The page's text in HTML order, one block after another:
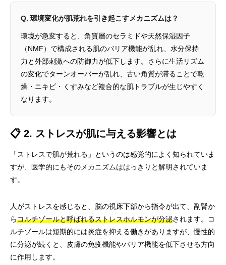
Q. 環境変化が肌荒れを引き起こすメカニズムは？
環境が急変すると、角質層のセラミドや天然保湿因子
（NMF）で構成される肌のバリア機能が乱れ、水分保持
力と外部刺激への防御力が低下します。さらに生活リズム
の変化でターンオーバーが乱れ、古い角質が滞ることで乾
燥・ニキビ・くすみなど複合的な肌トラブルが生じやすく
なります。
📋 2. ストレスが肌に与える影響とは
「ストレスで肌が荒れる」というのは感覚的によく知られていま
すが、医学的にもそのメカニズムははっきりと解明されていま
す。
人がストレスを感じると、脳の視床下部から指令が出て、副腎か
らコルチゾールと呼ばれるストレスホルモンが分泌されます。コ
ルチゾールは短期的には炎症を抑える働きがありますが、慢性的
に分泌が続くと、皮膚の免疫機能やバリア機能を低下させる方向
に作用します。